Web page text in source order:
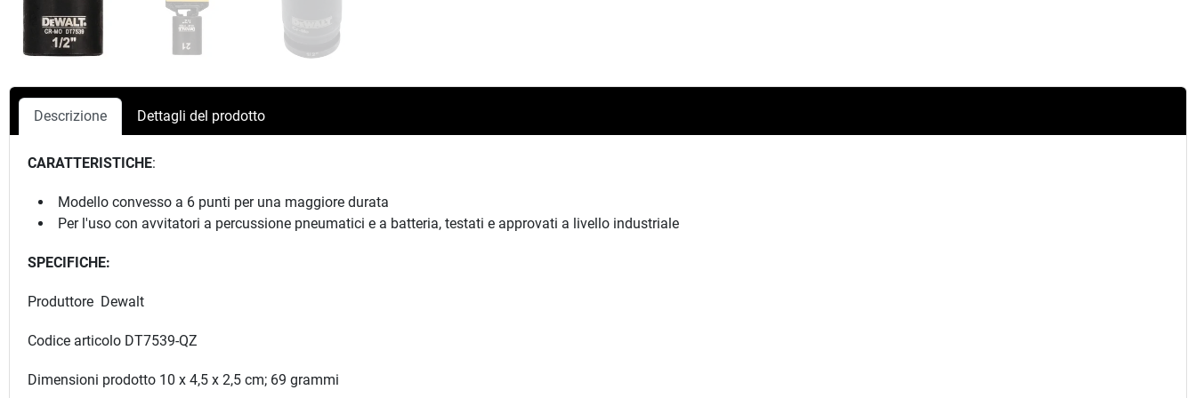
Descrizione Dettagli del prodotto
CARATTERISTICHE:
Modello convesso a 6 punti per una maggiore durata
Per l'uso con avvitatori a percussione pneumatici e a batteria, testati e approvati a livello industriale
SPECIFICHE:
Produttore Dewalt
Codice articolo DT7539-QZ
Dimensioni prodotto 10 x 4,5 x 2,5 cm; 69 grammi